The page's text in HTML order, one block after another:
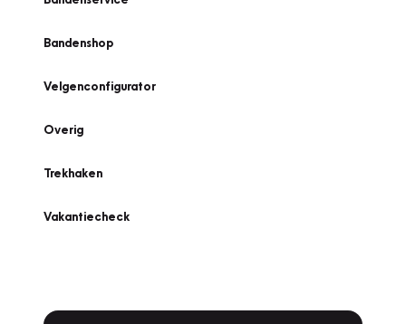
Bandenshop
Velgenconfigurator
Overig
Trekhaken
Vakantiecheck